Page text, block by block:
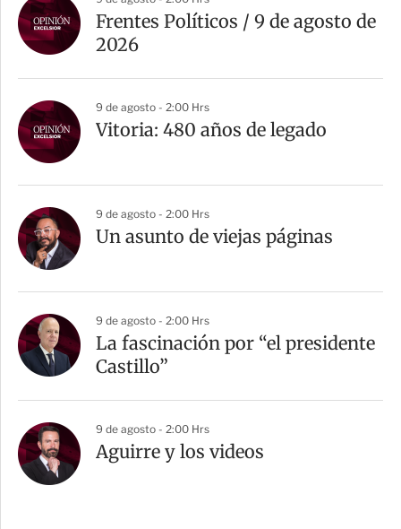
Frentes Políticos / 9 de agosto de
2026
9 de agosto - 2:00 Hrs
Vitoria: 480 años de legado
9 de agosto - 2:00 Hrs
Un asunto de viejas páginas
9 de agosto - 2:00 Hrs
La fascinación por “el presidente
Castillo”
9 de agosto - 2:00 Hrs
Aguirre y los videos